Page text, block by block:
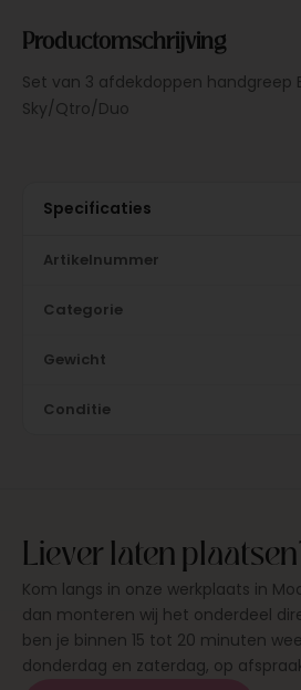
Productomschrijving
Set van 3 afdekdoppen handgreep
Sky/Qtro/Duo
Specificaties
Artikelnummer
Categorie
Gewicht
Conditie
Liever laten
Kom langs in onze werkplaats in
dan monteren wij het onderdeel
ben je binnen 15 tot 20 minuten
donderdag en zaterdag, op